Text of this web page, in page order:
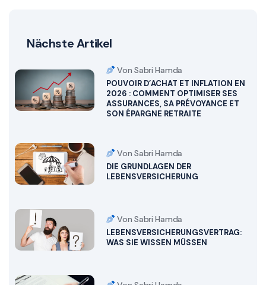
Nächste Artikel
Von Sabri Hamda
POUVOIR D’ACHAT ET INFLATION EN
2026 : COMMENT OPTIMISER SES
ASSURANCES, SA PRÉVOYANCE ET
SON ÉPARGNE RETRAITE
Von Sabri Hamda
DIE GRUNDLAGEN DER
LEBENSVERSICHERUNG
Von Sabri Hamda
LEBENSVERSICHERUNGSVERTRAG:
WAS SIE WISSEN MÜSSEN